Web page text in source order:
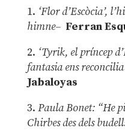
1. ‘Flor d’Escòcia’,
himne– Ferran
2. ‘Tyrik, el príncep
fantasia ens
Jabaloyas
3. Paula Bonet: “He
Chirbes des dels